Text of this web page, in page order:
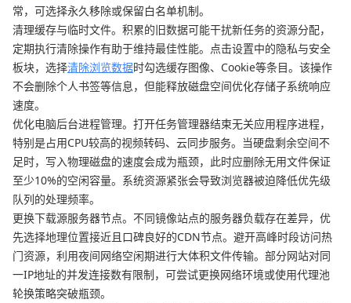
常，可选择永久移除或保留白名单机制。
清理缓存与临时文件。积累的旧数据可能干扰新任务的资源分配，
定期执行清除操作有助于维持最佳性能。点击设置中的隐私与安全
板块，选择清除浏览数据时勾选缓存图像、Cookie等条目。该操作
不会删除个人书签等信息，但能释放磁盘空间优化存储子系统响应
速度。
优化电脑后台进程管理。打开任务管理器结束无关应用程序进程，
特别是占用CPU较高的视频转码、云同步服务。当硬盘剩余空间不
足时，写入物理磁盘的速度会成为瓶颈，此时应删除无用文件保证
至少10%的空闲容量。系统资源紧张会导致浏览器被迫降低优先级
队列的处理频率。
更换下载源服务器节点。不同镜像站点的服务器负载存在差异，优
先选择地理位置接近且口碑良好的CDN节点。避开高峰时段访问热
门资源，利用夜间网络空闲期进行大体积文件传输。部分网站对同
一IP地址的并发连接数有限制，可尝试更换网络环境或使用代理池
轮换策略突破瓶颈。